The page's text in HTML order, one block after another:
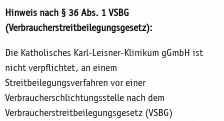
Hinweis nach § 36 Abs. 1 VSBG
(Verbraucherstreitbeilegungsgesetz):
Die Katholisches Karl-Leisner-Klinikum gGmbH ist
nicht verpflichtet, an einem
Streitbeilegungsverfahren vor einer
Verbraucherschlichtungsstelle nach dem
Verbraucherstreitbeilegungsgesetz (VSBG)